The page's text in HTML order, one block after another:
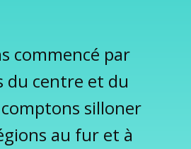
commencé par
du centre et du
silloner
au fur et à